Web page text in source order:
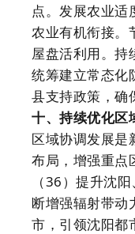
点。发展农业
农业有机衔接。
屋盘活利用。持
统筹建立常态化
县支持政策，确
十、持续优化区
区域协调发展是
布局，增强重点
（36）提升沈
断增强辐射带动
市，引领沈阳都